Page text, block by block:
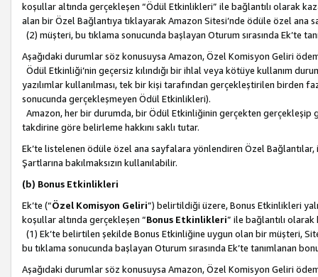
koşullar altında gerçekleşen “Ödül Etkinlikleri” ile bağlantılı olarak
alan bir Özel Bağlantıya tıklayarak Amazon Sitesi’nde ödüle özel ana
(2) müşteri, bu tıklama sonucunda başlayan Oturum sırasında Ek’te
Aşağıdaki durumlar söz konusuysa Amazon, Özel Komisyon Geliri
Ödül Etkinliği’nin geçersiz kılındığı bir ihlal veya kötüye kullanım
yazılımlar kullanılması, tek bir kişi tarafından gerçekleştirilen
sonucunda gerçekleşmeyen Ödül Etkinlikleri).
Amazon, her bir durumda, bir Ödül Etkinliğinin gerçekten gerçekleşip
takdirine göre belirleme hakkını saklı tutar.
Ek’te listelenen ödüle özel ana sayfalara yönlendiren Özel
Şartlarına bakılmaksızın kullanılabilir.
(b) Bonus Etkinlikleri
Ek’te (“Özel Komisyon Geliri”) belirtildiği üzere, Bonus Etkinlikleri
koşullar altında gerçekleşen “Bonus Etkinlikleri” ile bağlantılı olarak
(1) Ek’te belirtilen şekilde Bonus Etkinliğine uygun olan bir müşteri,
bu tıklama sonucunda başlayan Oturum sırasında Ek’te tanımlanan
Aşağıdaki durumlar söz konusuysa Amazon, Özel Komisyon Geliri